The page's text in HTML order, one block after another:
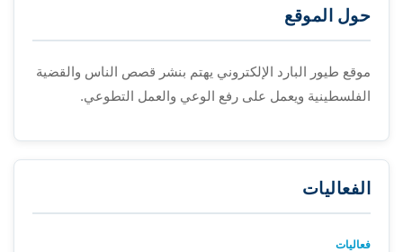
حول الموقع
موقع طيور البارد الإلكتروني يهتم بنشر قصص الناس والقضية
الفلسطينية ويعمل على رفع الوعي والعمل التطوعي.
الفعاليات
فعاليات